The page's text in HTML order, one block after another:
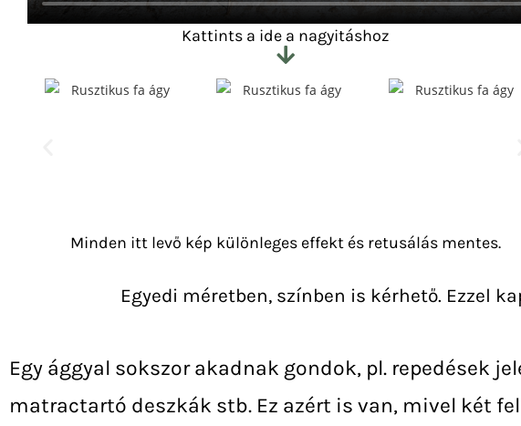
Kattints a ide a nagyitáshoz
Minden itt levő kép különleges effekt és retusálás mentes.
Egyedi méretben, színben is kérhető. Ezzel
Egy ággyal sokszor akadnak gondok, pl. repedések
matractartó deszkák stb. Ez azért is van, mivel két